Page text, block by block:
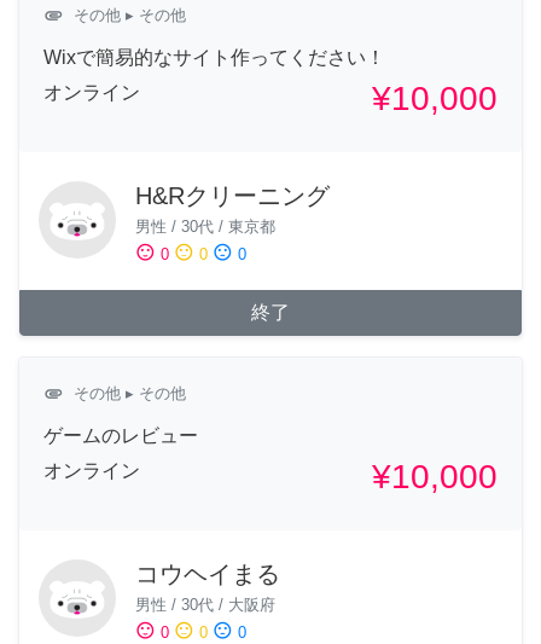
attachment その他 ▸ その他
Wixで簡易的なサイト作ってください！
オンライン
¥10,000
H&Rクリーニング
男性 / 30代 / 東京都
sentiment_satisfied 0 sentiment_neutral 0 sentiment_dissatisfied 0
終了
attachment その他 ▸ その他
ゲームのレビュー
オンライン
¥10,000
コウヘイまる
男性 / 30代 / 大阪府
sentiment_satisfied 0 sentiment_neutral 0 sentiment_dissatisfied 0